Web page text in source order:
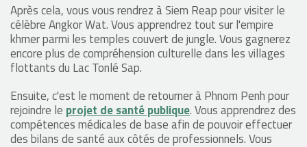
Après cela, vous vous rendrez à Siem Reap pour visiter le
célèbre Angkor Wat. Vous apprendrez tout sur l'empire
khmer parmi les temples couvert de jungle. Vous gagnerez
encore plus de compréhension culturelle dans les villages
flottants du Lac Tonlé Sap.
Ensuite, c'est le moment de retourner à Phnom Penh pour
rejoindre le projet de santé publique. Vous apprendrez des
compétences médicales de base afin de pouvoir effectuer
des bilans de santé aux côtés de professionnels. Vous